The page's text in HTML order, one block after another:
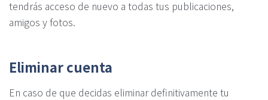
tendrás acceso de nuevo a todas tus publicaciones,
amigos y fotos.
Eliminar cuenta
En caso de que decidas eliminar definitivamente tu